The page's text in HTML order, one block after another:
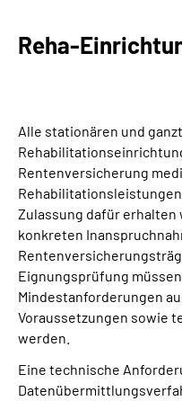
Experten
Online-Services
Suche
Language
Inhalte in
Leichte Sprache
Reha-
Alle stationären und
Rentenversicherung
Zulassung dafür erhalten
konkreten
Eignungsprüfung
Mindestanforderungen
Voraussetzungen sowie
werden.
Eine technische